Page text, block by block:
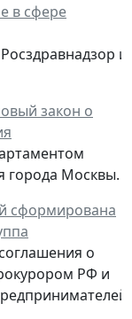
в сфере
и
закон о
города Москвы.
сформирована
о
РФ и